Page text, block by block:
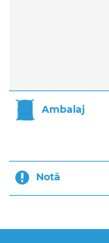
Ambalaj
Notă